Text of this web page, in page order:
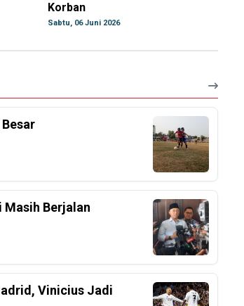
Korban
Sabtu, 06 Juni 2026
Masih Berjalan
Vinicius Jadi